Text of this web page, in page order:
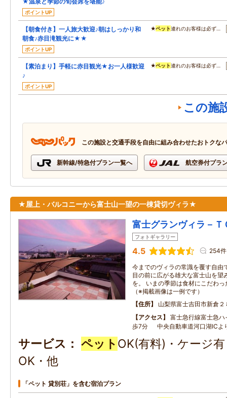
ポイントUP
【朝食付き】一人旅大歓迎♪朝はしっかり和
朝食♪赤目滝観光に★★
ポイントUP
★ペット連れのお客様は必ず…
【素泊まり】手軽に赤目観光★お一人様歓迎
♪
ポイントUP
★ペット連れのお客様は必ず…
この施
この施設と交通手段を自由に組み合わせたおトクな
新幹線/特急付プラン一覧へ 航空券付プラ
★屋上・バルコニーから富士山一望の一棟貸切ヴィラ★
富士グランヴィラ－Ｔ
フォトギャラリー
4.5 254件
今までのヴィラの常識を覆す自由
目の前に広がる雄大な富士山を望
を。 いまの季節は食材にこだわ
（※掲載画像は一例です）
住所
山梨県富士吉田市新倉
アクセス
富士急行線富士急
歩7分 中央自動車道河口湖ICよ
サービス ペット OK(有料)・ケージ
OK・他
「ペット 貸別荘」を含む宿泊プラン